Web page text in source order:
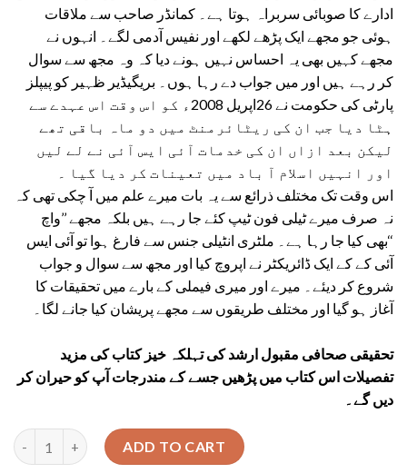
ادارے کا صوبائی سربراہ ہوتا ہے۔ کمانڈر صاحب سے ملاقات
ہوئی جو مجھے ایک پڑھے لکھے اور نفیس آدمی لگے۔ انہوں نے
مجھے کہیں بھی یہ احساس نہیں ہونے دیا کہ وہ مجھ سے سوال
کر رہے ہیں اور میں جواب دے رہا ہوں۔ بریگیڈیر ظہیر کو پیپلز
پارٹی کی حکومت نے 26اپریل 2008ء کو اس وقت اس عہدے سے
ہٹا دیا جب ان کی ریٹائرمنٹ میں دو ماہ باقی تھے
لیکن بعد ازاں ان کی خدمات آئی ایس آئی نے لے لیں
اور انہیں اسلام آ باد میں تعینات کر دیا گیا ۔
اس وقت تک مختلف ذرائع سے یہ بات میرے علم میں آ چکی تھی کہ
نہ صرف میرے ٹیلی فون ٹیپ کئے جا رہے ہیں بلکہ مجھے ’’واچ
‘‘بھی کیا جا رہا ہے۔ ملٹری انٹیلی جنس سے فارغ ہوا تو آئی ایس
آئی کے کے ایک ڈائریکٹر نے اپروچ کیا اور مجھ سے سوال و جواب
شروع کر دیئے۔ میرے اور میری فیملی کے بارے میں تحقیقات کا
آغاز ہو گیا اور مختلف طریقوں سے مجھے پریشان کیا جانے لگا۔
تحقیقی صحافی مقبول ارشد کی تہلکہ خیز کتاب کی مزید
تفصیلات اس کتاب میں پڑھیں جسے کے مندرجات آپ کو حیران کر
دیں گے۔
Quantity ADD TO CART